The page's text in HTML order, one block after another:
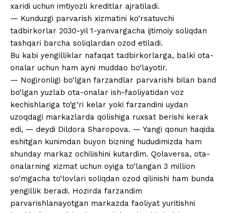
xaridi uchun imtiyozli kreditlar ajratiladi.
— Kunduzgi parvarish xizmatini ko‘rsatuvchi
tadbirkorlar 2030-yil 1-yanvargacha ijtimoiy soliqdan
tashqari barcha soliqlardan ozod etiladi.
Bu kabi yengilliklar nafaqat tadbirkorlarga, balki ota-
onalar uchun ham ayni muddao bo‘layotir.
— Nogironligi bo‘lgan farzandlar parvarishi bilan band
bo‘lgan yuzlab ota-onalar ish-faoliyatidan voz
kechishlariga to‘g‘ri kelar yoki farzandini uydan
uzoqdagi markazlarda qolishiga ruxsat berishi kerak
edi, — deydi Dildora Sharopova. — Yangi qonun haqida
eshitgan kunimdan buyon bizning hududimizda ham
shunday markaz ochilishini kutardim. Qolaversa, ota-
onalarning xizmat uchun oyiga to‘langan 3 million
so‘mgacha to‘lovlari soliqdan ozod qilinishi ham bunda
yengillik beradi. Hozirda farzandim
parvarishlanayotgan markazda faoliyat yuritishni